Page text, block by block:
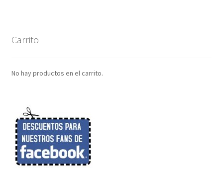
Carrito
No hay productos en el carrito.